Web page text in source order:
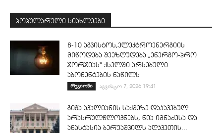
პოპულარული სიახლეები
8-10 აგვისტოს,ელექტროენერგიის
მიწოდება შეეზღუდება „ენერგო-პრო
ჯორჯიას“ ქსელში არსებული
აბონენტების ნაწილს
რეგიონი აგვისტო 7, 2026 19:41
გიგა ავალიანის საქმეზე დაკავებულ
არასრულწლოვნებს, ნია იმნაძესა და
ანასტასია ბერუაშვილს აღკვეთის...